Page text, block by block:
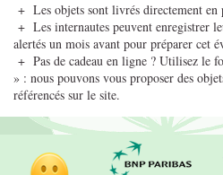
+ Les objets sont livrés directement en
+ Les internautes peuvent enregistrer
alertés un mois avant pour préparer cet
+ Pas de cadeau en ligne ? Utilisez le
» : nous pouvons vous proposer des
référencés sur le site.